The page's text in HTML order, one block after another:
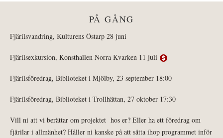
PÅ GÅNG
Fjärilsvandring, Kulturens Östarp 28 juni
Fjärilsexkursion, Konsthallen Norra Kvarken 11 juli
Fjärilsföredrag, Biblioteket i Mjölby, 23 september 18:00
Fjärilsföredrag, Biblioteket i Trollhättan, 27 oktober 17:30
Vill ni att vi berättar om projektet hos er? Eller ha ett föredrag om
fjärilar i allmänhet? Håller ni kanske på att sätta ihop programmet inför